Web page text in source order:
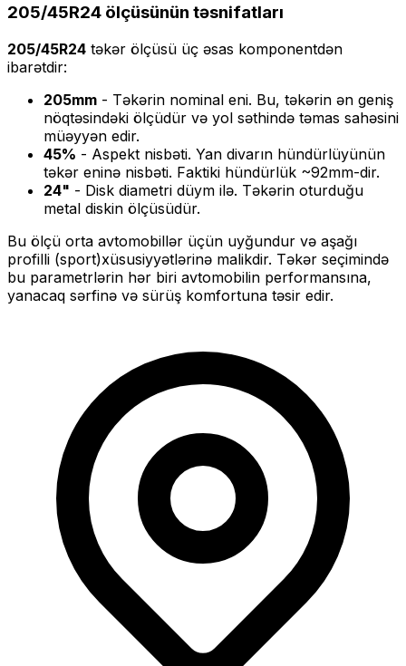
205/45R24 ölçüsünün təsnifatları
205/45R24 təkər ölçüsü üç əsas komponentdən
ibarətdir:
205mm - Təkərin nominal eni. Bu, təkərin ən geniş
nöqtəsindəki ölçüdür və yol səthində təmas sahəsini
müəyyən edir.
45% - Aspekt nisbəti. Yan divarın hündürlüyünün
təkər eninə nisbəti. Faktiki hündürlük ~92mm-dir.
24" - Disk diametri düym ilə. Təkərin oturduğu
metal diskin ölçüsüdür.
Bu ölçü orta avtomobillər üçün uyğundur və aşağı
profilli (sport)xüsusiyyətlərinə malikdir. Təkər seçimində
bu parametrlərin hər biri avtomobilin performansına,
yanacaq sərfinə və sürüş komfortuna təsir edir.